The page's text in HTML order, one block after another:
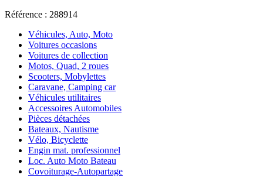
Référence : 288914
Véhicules, Auto, Moto
Voitures occasions
Voitures de collection
Motos, Quad, 2 roues
Scooters, Mobylettes
Caravane, Camping car
Véhicules utilitaires
Accessoires Automobiles
Pièces détachées
Bateaux, Nautisme
Vélo, Bicyclette
Engin mat. professionnel
Loc. Auto Moto Bateau
Covoiturage-Autopartage